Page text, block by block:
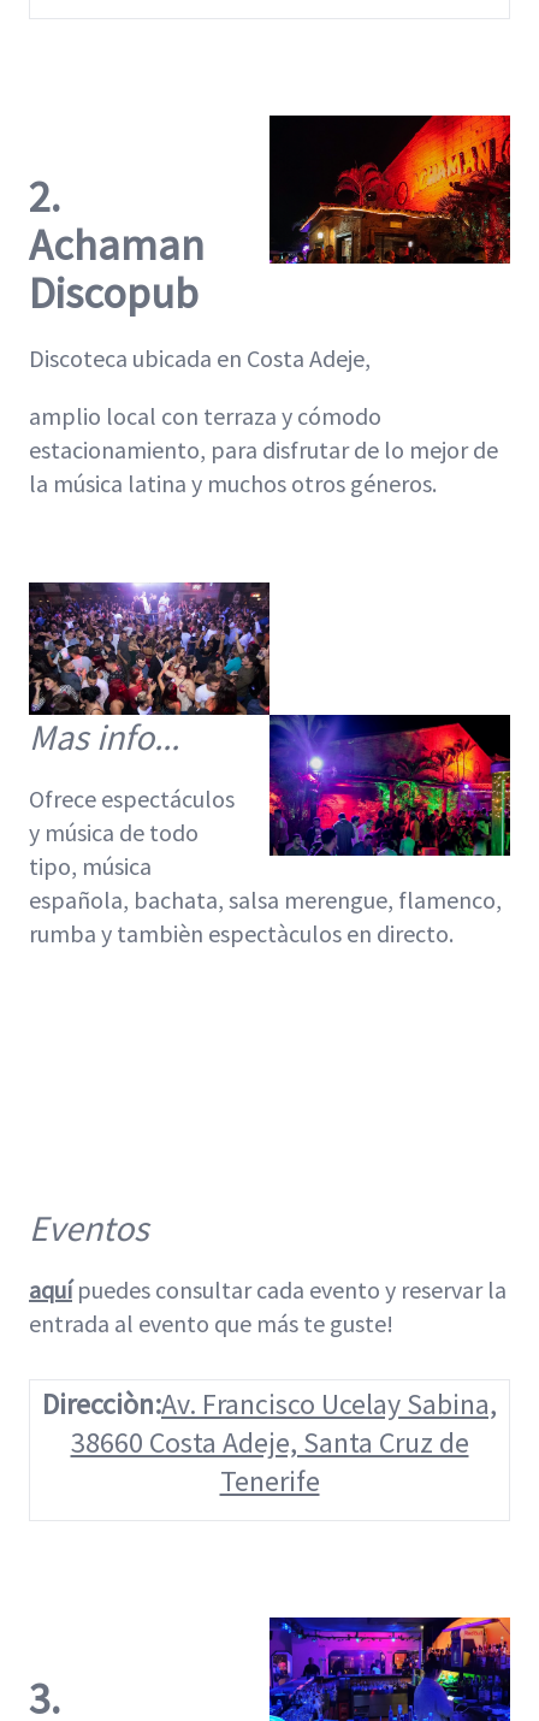
2.
Achaman
Discopub
Discoteca ubicada en Costa Adeje,
amplio local con terraza y cómodo
estacionamiento, para disfrutar de lo mejor de
la música latina y muchos otros géneros.
Mas info...
Ofrece espectáculos
y música de todo
tipo, música
española, bachata, salsa merengue, flamenco,
rumba y tambièn espectàculos en directo.
Eventos
aquípuedes consultar cada evento y reservar la
entrada al evento que más te guste!
Direcciòn:Av. Francisco Ucelay Sabina,
38660 Costa Adeje, Santa Cruz de
Tenerife
3.